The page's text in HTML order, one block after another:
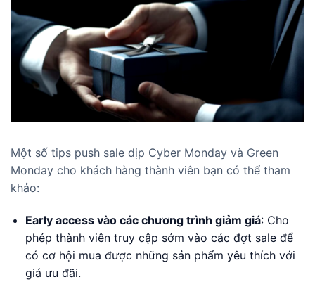
Một số tips push sale dịp Cyber Monday và Green
Monday cho khách hàng thành viên bạn có thể tham
khảo:
Early access vào các chương trình giảm giá: Cho
phép thành viên truy cập sớm vào các đợt sale để
có cơ hội mua được những sản phẩm yêu thích với
giá ưu đãi.